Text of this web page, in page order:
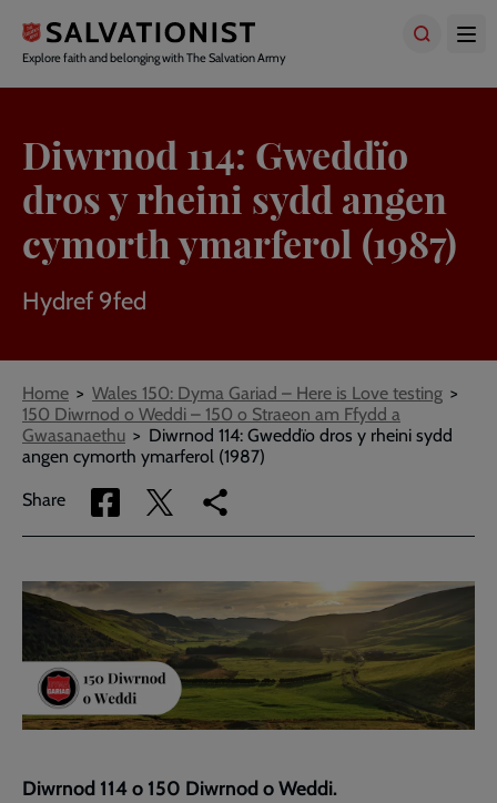
main
content
Explore faith and belonging with The Salvation Army
Diwrnod 114: Gweddïo
dros y rheini sydd angen
cymorth ymarferol (1987)
Hydref 9fed
Breadcrumbs
Home
Wales 150: Dyma Gariad – Here is Love testing
150 Diwrnod o Weddi – 150 o Straeon am Ffydd a
Gwasanaethu
Diwrnod 114: Gweddïo dros y rheini sydd
angen cymorth ymarferol (1987)
Share
Share
via
Share
via
Copy
link
Diwrnod 114 o 150 Diwrnod o Weddi.